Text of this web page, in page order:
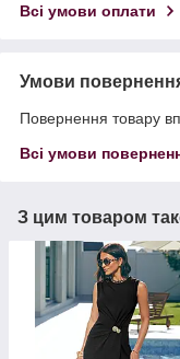
Всі умови оплати
Умови
Повернення товару
Всі умови
З цим товаром